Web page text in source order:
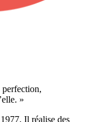
perfection,
»
Il réalise des